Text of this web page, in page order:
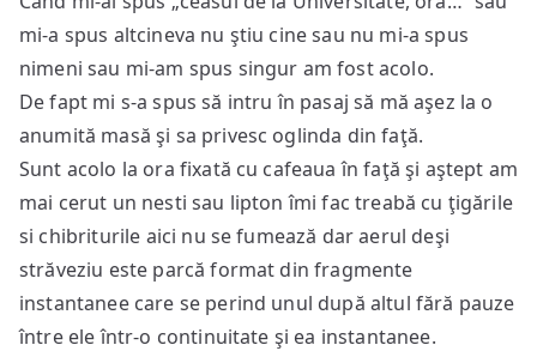
mi-a spus altcineva nu ştiu cine sau nu mi-a spus
nimeni sau mi-am spus singur am fost acolo.
De fapt mi s-a spus să intru în pasaj să mă aşez la o
anumită masă şi sa privesc oglinda din faţă.
Sunt acolo la ora fixată cu cafeaua în faţă şi aştept am
mai cerut un nesti sau lipton îmi fac treabă cu ţigările
si chibriturile aici nu se fumează dar aerul deşi
străveziu este parcă format din fragmente
instantanee care se perind unul după altul fără pauze
între ele într-o continuitate şi ea instantanee.